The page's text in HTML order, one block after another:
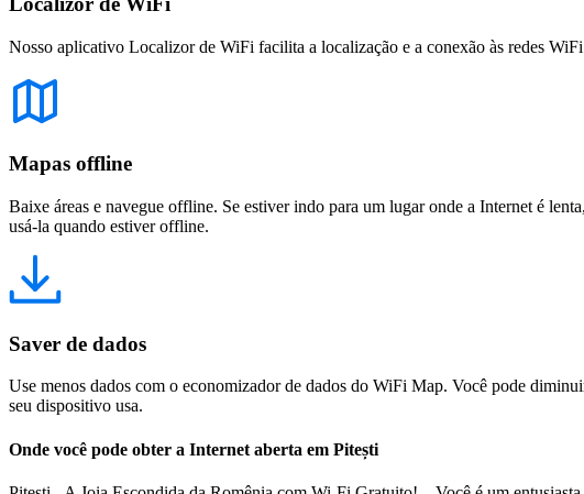
Nosso aplicativo Localizor de WiFi facilita a localização e a conexão às redes
Mapas offline
Baixe áreas e navegue offline. Se estiver indo para um lugar onde a Internet é
usá-la quando estiver offline.
Saver de dados
Use menos dados com o economizador de dados do WiFi Map. Você pode
seu dispositivo usa.
Onde você pode obter a Internet aberta em Pitești